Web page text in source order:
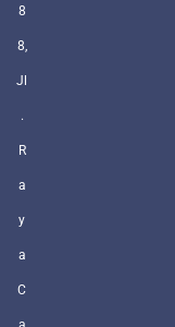
8
8,
Jl
.
R
a
y
a
C